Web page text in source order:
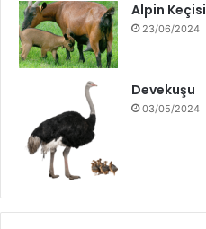
Alpin Keçisi
23/06/2024
Devekuşu
03/05/2024